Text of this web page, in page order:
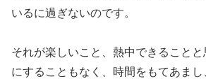
いるに過ぎないのです。
それが楽しいこと、熱中できること
にすることもなく、時間をもてあま